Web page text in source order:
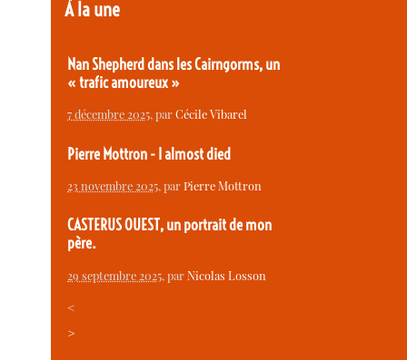
À la une
Nan Shepherd dans les Cairngorms, un
« trafic amoureux »
7 décembre 2025, parCécile Vibarel
Pierre Mottron - I almost died
23 novembre 2025, parPierre Mottron
CASTERUS OUEST, un portrait de mon
père.
29 septembre 2025, parNicolas Losson
<
>